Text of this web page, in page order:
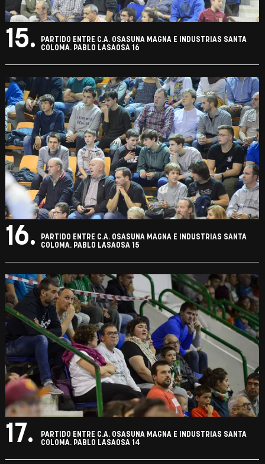
15.
PARTIDO ENTRE C.A. OSASUNA MAGNA E INDUSTRIAS SANTA
COLOMA. PABLO LASAOSA 16
16.
PARTIDO ENTRE C.A. OSASUNA MAGNA E INDUSTRIAS SANTA
COLOMA. PABLO LASAOSA 15
17.
PARTIDO ENTRE C.A. OSASUNA MAGNA E INDUSTRIAS SANTA
COLOMA. PABLO LASAOSA 14